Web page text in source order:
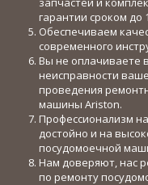
гарантии сроком
Обеспечиваем
современного
Вы не оплачиваете
неисправности
проведения
машины Ariston.
Профессионализм
достойно и на
посудомоечной
Нам доверяют, нас
по ремонту